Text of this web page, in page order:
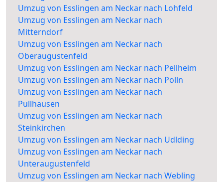
Umzug von Esslingen am Neckar nach Lohfeld
Umzug von Esslingen am Neckar nach
Mitterndorf
Umzug von Esslingen am Neckar nach
Oberaugustenfeld
Umzug von Esslingen am Neckar nach Pellheim
Umzug von Esslingen am Neckar nach Polln
Umzug von Esslingen am Neckar nach
Pullhausen
Umzug von Esslingen am Neckar nach
Steinkirchen
Umzug von Esslingen am Neckar nach Udlding
Umzug von Esslingen am Neckar nach
Unteraugustenfeld
Umzug von Esslingen am Neckar nach Webling